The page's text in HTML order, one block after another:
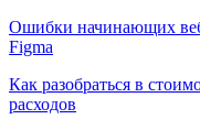
Ошибки начинающих
Figma
Как разобраться в
расходов